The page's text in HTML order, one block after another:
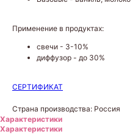
Применение в продуктах:
свечи - 3-10%
диффузор - до 30%
СЕРТИФИКАТ
Страна производства: Россия
Характеристики
Характеристики